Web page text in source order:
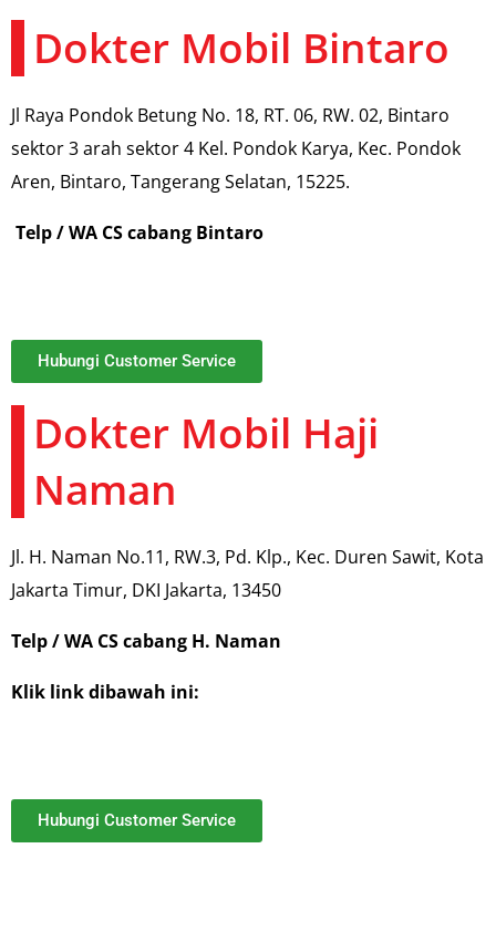
Dokter Mobil Bintaro
Jl Raya Pondok Betung No. 18, RT. 06, RW. 02, Bintaro
sektor 3 arah sektor 4 Kel. Pondok Karya, Kec. Pondok
Aren, Bintaro, Tangerang Selatan, 15225.
Telp / WA CS cabang Bintaro
Hubungi Customer Service
Dokter Mobil Haji
Naman
Jl. H. Naman No.11, RW.3, Pd. Klp., Kec. Duren Sawit, Kota
Jakarta Timur, DKI Jakarta, 13450
Telp / WA CS cabang H. Naman
Klik link dibawah ini:
Hubungi Customer Service